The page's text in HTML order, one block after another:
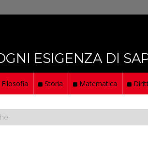
ESIGENZA DI
Filosofia Storia Matematica